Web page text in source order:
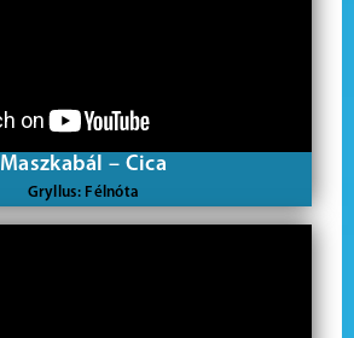
Maszkabál – Cica
Gryllus: Félnóta